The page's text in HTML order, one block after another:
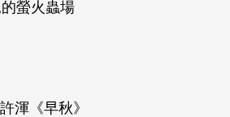
螢火蟲場
渾《早秋》